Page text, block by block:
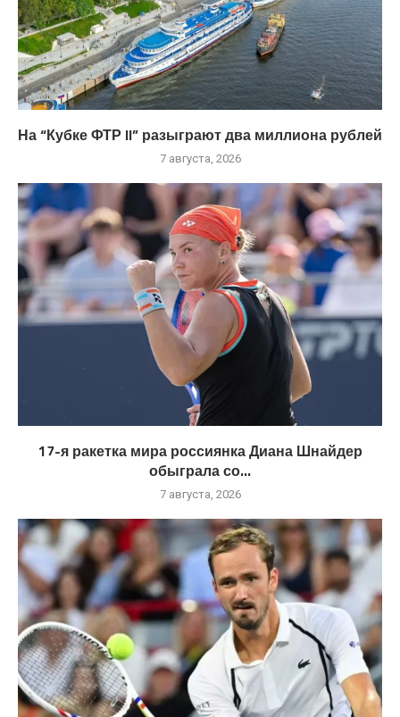
На “Кубке ФТР II” разыграют два миллиона рублей
7 августа, 2026
17-я ракетка мира россиянка Диана Шнайдер
обыграла со...
7 августа, 2026